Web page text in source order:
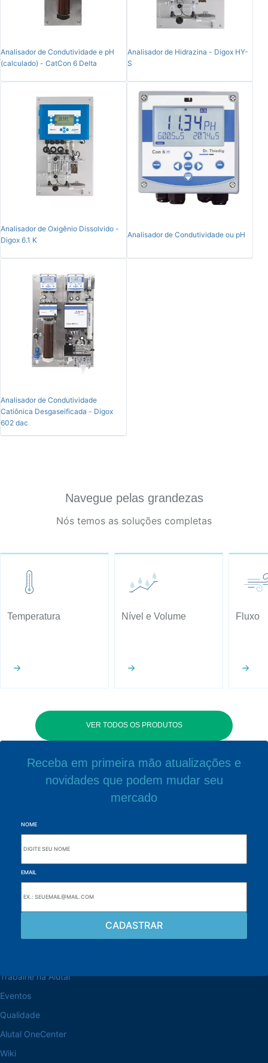
Analisador de Condutividade e pH
(calculado) - CatCon 6 Delta
Analisador de Hidrazina - Digox HY-
S
Analisador de Oxigênio Dissolvido -
Digox 6.1 K
Analisador de Condutividade ou pH
Analisador de Condutividade
Catiônica Desgaseificada - Digox
602 dac
Navegue pelas grandezas
Nós temos as soluções completas
Temperatura Nível e Volume Fluxo
VER TODOS OS PRODUTOS
Receba em primeira mão atualizações e
novidades que podem mudar seu
mercado
NOME
EMAIL
Trabalhe na Alutal
Eventos
Qualidade
Alutal OneCenter
Wiki